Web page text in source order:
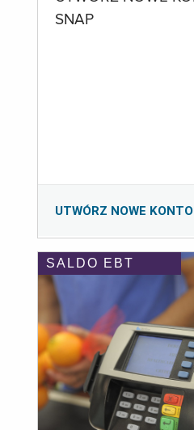
SNAP
UTWÓRZ NOWE KONTO
SALDO EBT